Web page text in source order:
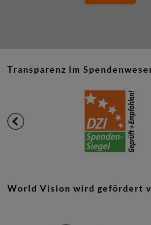
Transparenz im
World Vision wird gefördert